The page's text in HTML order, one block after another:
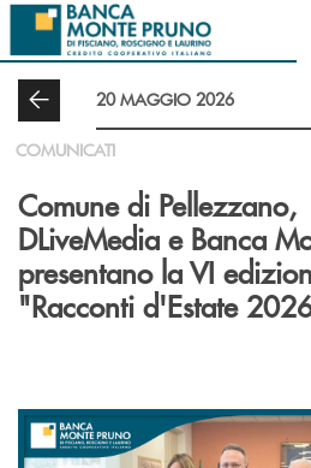
Salta al contenuto principale
20 MAGGIO 2026
COMUNICATI
Comune di Pellezzano,
DLiveMedia e Banca
presentano la VI
"Racconti d'Estate